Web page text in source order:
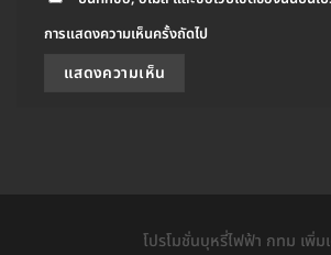
การแสดงความเห็นครั้งถัดไป
โปรโมชั่นบุหรี่ไฟฟ้า กทม เพิ่ม